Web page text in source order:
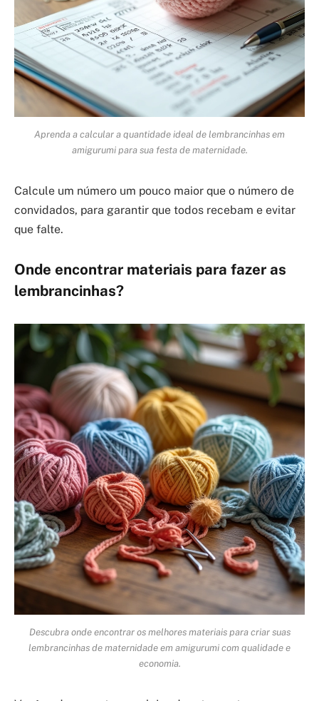
Aprenda a calcular a quantidade ideal de lembrancinhas em
amigurumi para sua festa de maternidade.
Calcule um número um pouco maior que o número de
convidados, para garantir que todos recebam e evitar
que falte.
Onde encontrar materiais para fazer as
lembrancinhas?
Descubra onde encontrar os melhores materiais para criar suas
lembrancinhas de maternidade em amigurumi com qualidade e
economia.